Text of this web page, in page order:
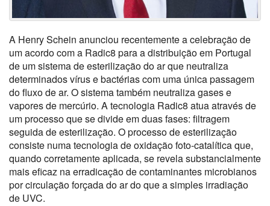
A Henry Schein anunciou recentemente a celebração de
um acordo com a Radic8 para a distribuição em Portugal
de um sistema de esterilização do ar que neutraliza
determinados vírus e bactérias com uma única passagem
do fluxo de ar. O sistema também neutraliza gases e
vapores de mercúrio. A tecnologia Radic8 atua através de
um processo que se divide em duas fases: filtragem
seguida de esterilização. O processo de esterilização
consiste numa tecnologia de oxidação foto-catalítica que,
quando corretamente aplicada, se revela substancialmente
mais eficaz na erradicação de contaminantes microbianos
por circulação forçada do ar do que a simples irradiação
de UVC.